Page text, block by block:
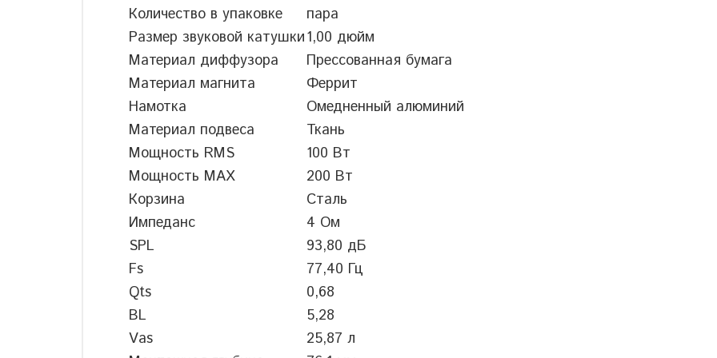
Количество в упаковке
пара
Размер звуковой катушки1,00 дюйм
Материал диффузора
Прессованная бумага
Материал магнита
Феррит
Намотка
Омедненный алюминий
Материал подвеса
Ткань
Мощность RMS
100 Вт
Мощность MAX
200 Вт
Корзина
Сталь
Импеданс
4 Ом
SPL
93,80 дБ
Fs
77,40 Гц
Qts
0,68
BL
5,28
Vas
25,87 л